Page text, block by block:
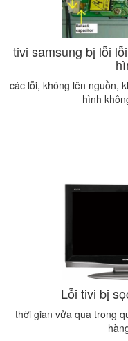
tivi samsung bị lỗi
các lỗi, không lên nguồn,
hình
Lỗi tivi bị
thời gian vửa qua trong